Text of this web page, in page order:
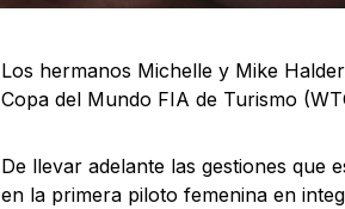
Los hermanos Michelle y Mike
Copa del Mundo FIA de Turismo
De llevar adelante las gestiones que
en la primera piloto femenina en